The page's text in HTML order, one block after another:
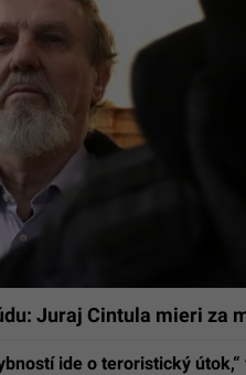
Juraj Cintula mieri za
ide o teroristický